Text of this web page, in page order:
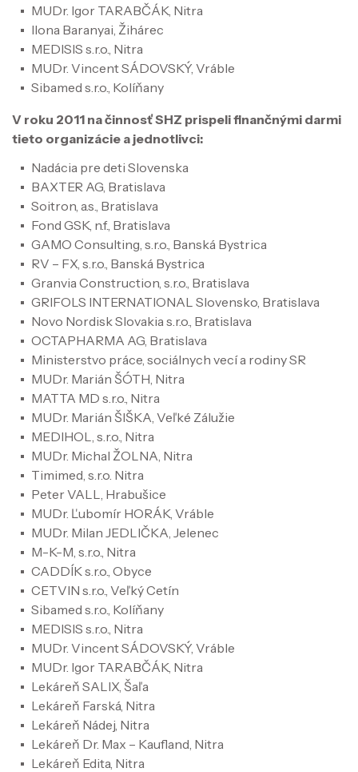
MUDr. Igor TARABČÁK, Nitra
Ilona Baranyai, Žihárec
MEDISIS s.r.o., Nitra
MUDr. Vincent SÁDOVSKÝ, Vráble
Sibamed s.r.o., Kolíňany
V roku 2011 na činnosť SHZ prispeli finančnými darmi
tieto organizácie a jednotlivci:
Nadácia pre deti Slovenska
BAXTER AG, Bratislava
Soitron, a.s., Bratislava
Fond GSK, n.f., Bratislava
GAMO Consulting, s.r.o., Banská Bystrica
RV – FX, s.r.o., Banská Bystrica
Granvia Construction, s.r.o., Bratislava
GRIFOLS INTERNATIONAL Slovensko, Bratislava
Novo Nordisk Slovakia s.r.o., Bratislava
OCTAPHARMA AG, Bratislava
Ministerstvo práce, sociálnych vecí a rodiny SR
MUDr. Marián ŠÓTH, Nitra
MATTA MD s.r.o., Nitra
MUDr. Marián ŠIŠKA, Veľké Zálužie
MEDIHOL, s.r.o., Nitra
MUDr. Michal ŽOLNA, Nitra
Timimed, s.r.o. Nitra
Peter VALL, Hrabušice
MUDr. Ľubomír HORÁK, Vráble
MUDr. Milan JEDLIČKA, Jelenec
M-K-M, s.r.o., Nitra
CADDÍK s.r.o., Obyce
CETVIN s.r.o., Veľký Cetín
Sibamed s.r.o., Kolíňany
MEDISIS s.r.o., Nitra
MUDr. Vincent SÁDOVSKÝ, Vráble
MUDr. Igor TARABČÁK, Nitra
Lekáreň SALIX, Šaľa
Lekáreň Farská, Nitra
Lekáreň Nádej, Nitra
Lekáreň Dr. Max – Kaufland, Nitra
Lekáreň Edita, Nitra